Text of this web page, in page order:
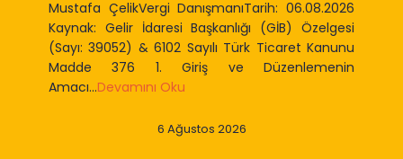
Mustafa ÇelikVergi DanışmanıTarih: 06.08.2026
Kaynak: Gelir İdaresi Başkanlığı (GİB) Özelgesi
(Sayı: 39052) & 6102 Sayılı Türk Ticaret Kanunu
Madde 376 1. Giriş ve Düzenlemenin
Amacı...Devamını Oku
6 Ağustos 2026